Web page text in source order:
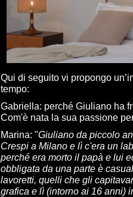
Qui di seguito vi propongo
tempo:
Gabriella: perché Giuliano ha
Com'è nata la sua passione
Marina: "Giuliano da piccolo
Crespi a Milano e lì c'era un
perché era morto il papà e lui
obbligata da una parte è
lavoretti, quelli che gli
grafica e lì (intorno ai 16 anni)